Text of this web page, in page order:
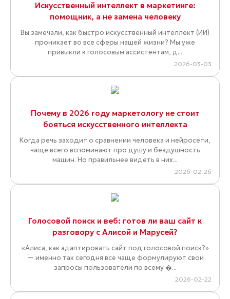
Искусственный интеллект в маркетинге:
помощник, а не замена человеку
Вы замечали, как быстро искусственный интеллект (ИИ)
проникает во все сферы нашей жизни? Мы уже
привыкли к голосовым ассистентам, д...
2026-03-03
Почему в 2026 году маркетологу не стоит
бояться искусственного интеллекта
Когда речь заходит о сравнении человека и нейросети,
чаще всего вспоминают про душу и бездушность
машин. Но правильнее видеть в них...
2026-02-26
Голосовой поиск и веб: готов ли ваш сайт к
разговору с Алисой и Марусей?
«Алиса, как адаптировать сайт под голосовой поиск?»
— именно так сегодня все чаще формулируют свои
запросы пользователи по всему �...
2026-02-22